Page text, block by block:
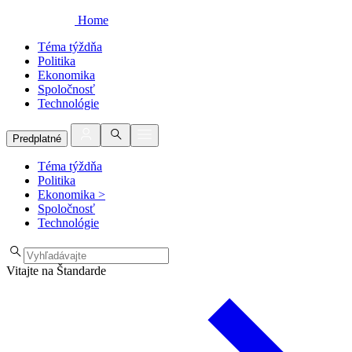
Home
Téma týždňa
Politika
Ekonomika
Spoločnosť
Technológie
Predplatné
Téma týždňa
Politika
Ekonomika >
Spoločnosť
Technológie
Vitajte na Štandarde